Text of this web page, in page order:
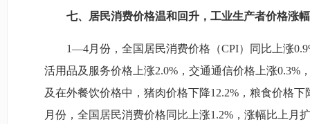
七、居民消费价格温和回升，工业生产者价格涨
1—4月份，全国居民消费价格（CPI）同比上涨
活用品及服务价格上涨2.0%，交通通信价格上涨0.3%
及在外餐饮价格中，猪肉价格下降12.2%，粮食价格
月份，全国居民消费价格同比上涨1.2%，涨幅比上月